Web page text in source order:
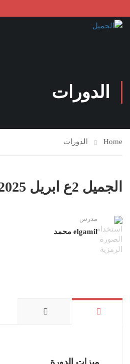
الدورات
Home الدورات
الجميل 2ع ابريل 2025
مدرس
elgamil محمد
ميزات الدورة